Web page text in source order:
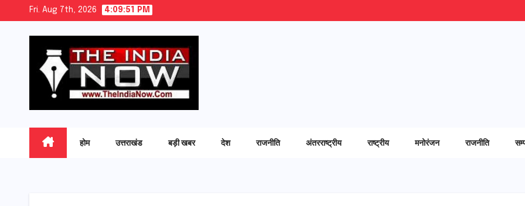
Fri. Aug 7th, 2026 4:09:52 PM
होम उत्तराखंड बड़ी खबर देश राजनीति अंतरराष्ट्रीय राष्ट्रीय मनोरंजन राजनीति